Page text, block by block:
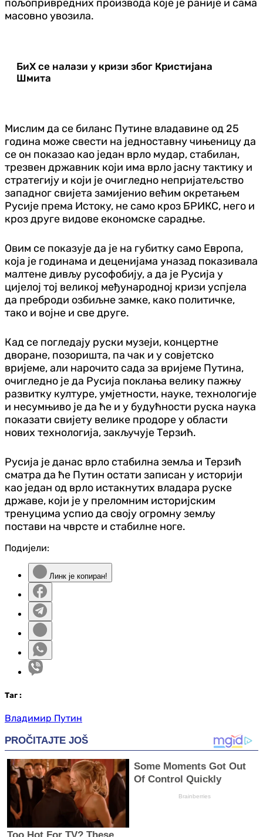
пољопривредних производа које је раније и сама
масовно увозила.
БиХ се налази у кризи због Кристијана
Шмита
Мислим да се биланс Путине владавине од 25
година може свести на једноставну чињеницу да
се он показао као један врло мудар, стабилан,
трезвен државник који има врло јасну тактику и
стратегију и који је очигледно непријатељство
западног свијета замијенио већим окретањем
Русије према Истоку, не само кроз БРИКС, него и
кроз друге видове економске сарадње.
Овим се показује да је на губитку само Европа,
која је годинама и деценијама уназад показивала
малтене дивљу русофобију, а да је Русија у
цијелој тој великој међународној кризи успјела
да преброди озбиљне замке, како политичке,
тако и војне и све друге.
Кад се погледају руски музеји, концертне
дворане, позоришта, па чак и у совјетско
вријеме, али нарочито сада за вријеме Путина,
очигледно је да Русија поклања велику пажњу
развитку културе, умјетности, науке, технологије
и несумњиво је да ће и у будућности руска наука
показати свијету велике продоре у области
нових технологија, закључује Терзић.
Русија је данас врло стабилна земља и Терзић
сматра да ће Путин остати записан у историји
као један од врло истакнутих владара руске
државе, који је у преломним историјским
тренуцима успио да своју огромну земљу
постави на чврсте и стабилне ноге.
Подијели:
Линк је копиран!
Таг :
Владимир Путин